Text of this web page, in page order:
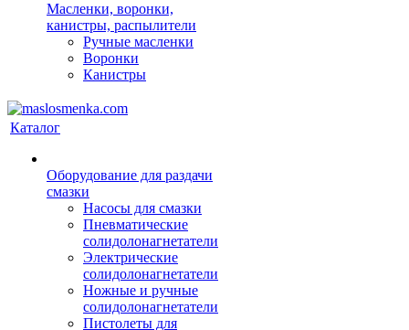
Масленки, воронки,
канистры, распылители
Ручные масленки
Воронки
Канистры
Каталог
Оборудование для раздачи
смазки
Насосы для смазки
Пневматические
солидолонагнетатели
Электрические
солидолонагнетатели
Ножные и ручные
солидолонагнетатели
Пистолеты для